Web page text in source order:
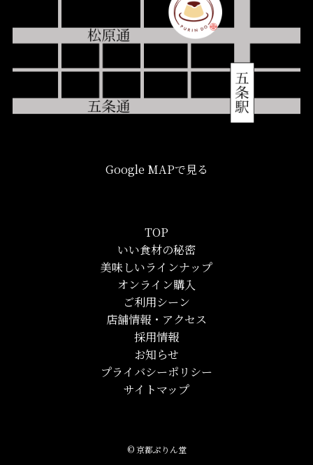
Google MAPで見る
TOP
いい食材の秘密
美味しいラインナップ
オンライン購入
ご利用シーン
店舗情報・アクセス
採用情報
お知らせ
プライバシーポリシー
サイトマップ
©京都ぷりん堂